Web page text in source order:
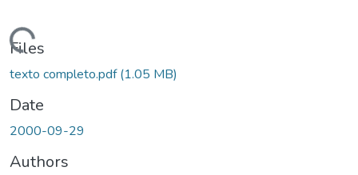
Files
texto completo.pdf(1.05 MB)
Date
2000-09-29
Authors